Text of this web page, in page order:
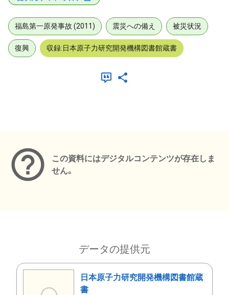
福島第一原発事故 (2011) 震災への備え 被災状況
復興 収録:日本原子力研究開発機構図書館蔵書
この資料にはデジタルコンテンツが存在しま
せん。
データの提供元
日本原子力研究開発機構図書館蔵
書